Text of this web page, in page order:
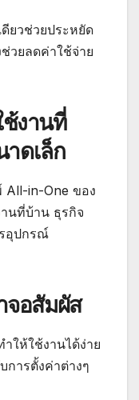
ยวช่วยประหยัด
วยลดค่าใช้จ่าย
ช้งานที่
ดเล็ก
All-in-One ของ
นที่บ้าน ธุรกิจ
อุปกรณ์
จอสัมผัส
ให้ใช้งานได้ง่าย
การตั้งค่าต่างๆ